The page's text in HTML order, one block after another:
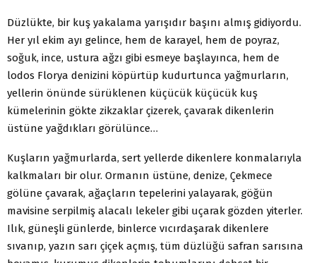
Düzlükte, bir kuş yakalama yarışıdır başını almış gidiyordu.
Her yıl ekim ayı gelince, hem de karayel, hem de poyraz,
soğuk, ince, ustura ağzı gibi esmeye başlayınca, hem de
lodos Florya denizini köpürtüp kudurtunca yağmurların,
yellerin önünde sürüklenen küçücük küçücük kuş
kümelerinin gökte zikzaklar çizerek, çavarak dikenlerin
üstüne yağdıkları görülünce…
Kuşların yağmurlarda, sert yellerde dikenlere konmalarıyla
kalkmaları bir olur. Ormanın üstüne, denize, Çekmece
gölüne çavarak, ağaçların tepelerini yalayarak, göğün
mavisine serpilmiş alacalı lekeler gibi uçarak gözden yiterler.
Ilık, güneşli günlerde, binlerce vıcırdaşarak dikenlere
sıvanıp, yazın sarı çiçek açmış, tüm düzlüğü safran sarısına